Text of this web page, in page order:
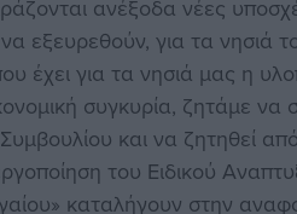
ανέξοδα νέες
εξευρεθούν, για τα νησιά
έχει για τα νησιά μας η
συγκυρία, ζητάμε να
και να ζητηθεί
του Ειδικού
καταλήγουν στην